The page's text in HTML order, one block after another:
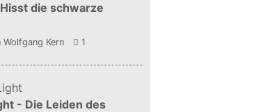
die schwarze
Wolfgang Kern 1
- Die Leiden des